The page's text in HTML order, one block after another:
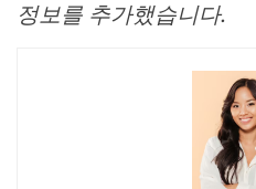
정보를 추가했습니다.